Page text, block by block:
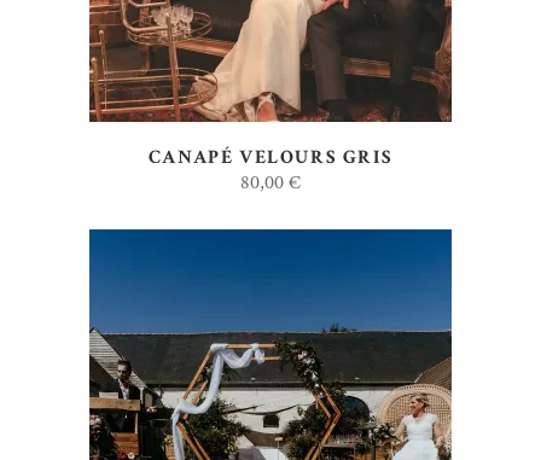
CANAPÉ VELOURS GRIS
80,00€
AJOUTER AU DEVIS